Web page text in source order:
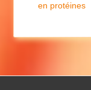
en protéines